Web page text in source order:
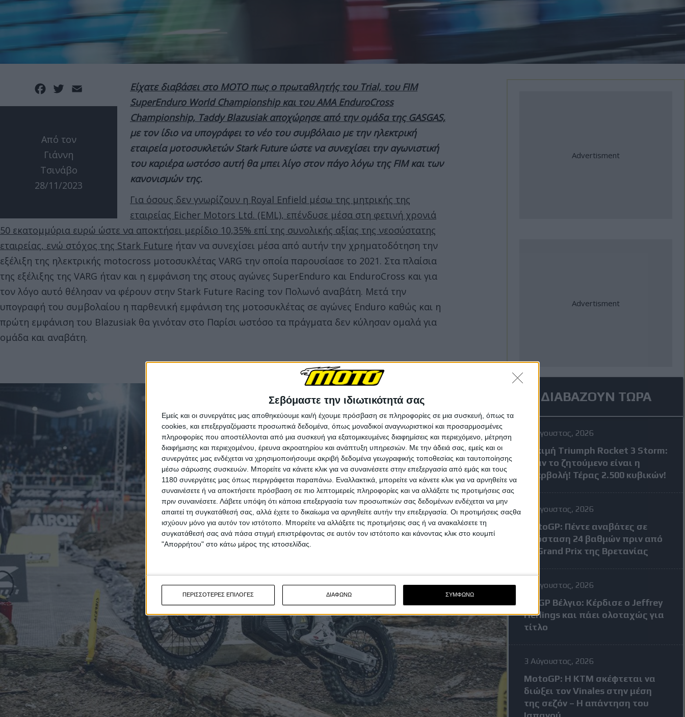
Σεβόμαστε την ιδιωτικότητά σας
Εμείς και οι συνεργάτες μας αποθηκεύουμε και/ή έχουμε πρόσβαση σε πληροφορίες σε μια συσκευή, όπως τα
cookies, και επεξεργαζόμαστε προσωπικά δεδομένα, όπως μοναδικοί αναγνωριστικοί και προσαρμοσμένες
πληροφορίες που αποστέλλονται από μια συσκευή για εξατομικευμένες διαφημίσεις και περιεχόμενο, μέτρηση
διαφήμισης και περιεχομένου, έρευνα ακροατηρίου και ανάπτυξη υπηρεσιών. Με την άδειά σας, εμείς και οι
συνεργάτες μας ενδέχεται να χρησιμοποιήσουμε ακριβή δεδομένα γεωγραφικής τοποθεσίας και ταυτοποίησης
μέσω σάρωσης συσκευών. Μπορείτε να κάνετε κλικ για να συναινέσετε στην επεξεργασία από εμάς και τους
1180 συνεργάτες μας όπως περιγράφεται παραπάνω. Εναλλακτικά, μπορείτε να κάνετε κλικ για να αρνηθείτε να
συναινέσετε ή να αποκτήσετε πρόσβαση σε πιο λεπτομερείς πληροφορίες και να αλλάξετε τις προτιμήσεις σας
πριν συναινέσετε. Λάβετε υπόψη ότι κάποια επεξεργασία των προσωπικών σας δεδομένων ενδέχεται να μην
απαιτεί τη συγκατάθεσή σας, αλλά έχετε το δικαίωμα να αρνηθείτε αυτήν την επεξεργασία. Οι προτιμήσεις σαςθα
ισχύουν μόνο για αυτόν τον ιστότοπο. Μπορείτε να αλλάξετε τις προτιμήσεις σας ή να ανακαλέσετε τη
συγκατάθεσή σας ανά πάσα στιγμή επιστρέφοντας σε αυτόν τον ιστότοπο και κάνοντας κλικ στο κουμπί
"Απορρήτου" στο κάτω μέρος της ιστοσελίδας.
ΠΕΡΙΣΣΟΤΕΡΕΣ ΕΠΙΛΟΓΕΣ ΔΙΑΦΩΝΩ ΣΥΜΦΩΝΩ
Facebook
Twitter
Από τον
Γιάννη
Τσινάβο
28/11/2023
Είχατε διαβάσει στο MOTO πως ο πρωταθλητής του Trial, του FIM
SuperEnduro World Championship και του AMA EnduroCross
Championship, Taddy Blazusiak αποχώρησε από την ομάδα της GASGAS,
με τον ίδιο να υπογράφει το νέο του συμβόλαιο με την ηλεκτρική
εταιρεία μοτοσυκλετών Stark Future ώστε να συνεχίσει την αγωνιστική
του καριέρα ωστόσο αυτή θα μπει λίγο στον πάγο λόγω της FIM και των
κανονισμών της.
Για όσους δεν γνωρίζουν η Royal Enfield μέσω της μητρικής της
εταιρείας Eicher Motors Ltd. (EML), επένδυσε μέσα στη φετινή χρονιά
50 εκατομμύρια ευρώ ώστε να αποκτήσει μερίδιο 10,35% επί της συνολικής αξίας της νεοσύστατης
εταιρείας, ενώ στόχος της Stark Future ήταν να συνεχίσει μέσα από αυτήν την χρηματοδότηση την
εξέλιξη της ηλεκτρικής motocross μοτοσυκλέτας VARG την οποία παρουσίασε το 2021. Στα πλαίσια
της εξέλιξης της VARG ήταν και η εμφάνιση της στους αγώνες SuperEnduro και EnduroCross και για
τον λόγο αυτό θέλησαν να φέρουν στην Stark Future Racing τον Πολωνό αναβάτη. Μετά την
υπογραφή του συμβολαίου η παρθενική εμφάνιση της μοτοσυκλέτας σε αγώνες Enduro καθώς και η
πρώτη εμφάνιση του Blazusiak θα γινόταν στο Παρίσι ωστόσο τα πράγματα δεν κύλησαν ομαλά για
ομάδα και αναβάτη.
ΔΙΑΒΑΖΟΥΝ ΤΩΡΑ
4 Αύγουστος, 2026
Δοκιμή Triumph Rocket 3 Storm:
Όταν το ζητούμενο είναι η
υπερβολή! Τέρας 2.500 κυβικών!
4 Αύγουστος, 2026
MotoGP: Πέντε αναβάτες σε
απόσταση 24 βαθμών πριν από
το Grand Prix της Βρετανίας
3 Αύγουστος, 2026
MXGP Βέλγιο: Κέρδισε ο Jeffrey
Herlings και πάει ολοταχώς για
τίτλο
3 Αύγουστος, 2026
MotoGP: Η KTM σκέφτεται να
διώξει τον Vinales στην μέση
της σεζόν – Η απάντηση του